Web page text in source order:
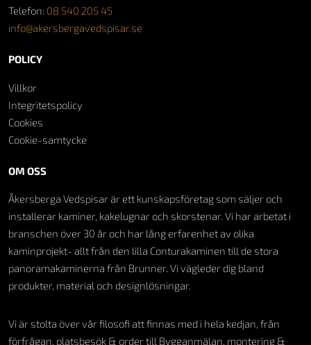
OM OSS
Åkersberga Vedspisar är ett kunskapsföretag som säljer och
installerar kaminer, kakelugnar och skorstenar. Vi har arbetat i
branschen över 30 år och har lång erfarenhet av olika
kaminprojekt- allt från den lilla Conturakaminen till de stora
panoramakaminerna från Brunner. Vi vägleder dig bland
produkter, material och designlösningar.
Vi är stolta över vår filosofi att finnas med i hela kedjan, från
förfrågan, platsbesök & order till Bygganmälan, montering &
Telefon: 08 540 205 45
info@akersbergavedspisar.se
POLICY
Villkor
Integritetspolicy
Cookies
Cookie-samtycke